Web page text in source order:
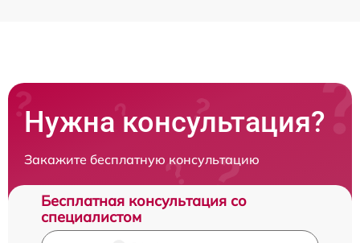
Нужна консультация?
Закажите бесплатную консультацию
Бесплатная консультация со
специалистом